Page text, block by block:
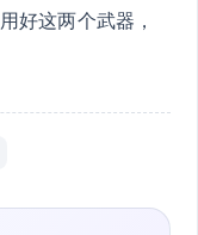
好这两个武器，